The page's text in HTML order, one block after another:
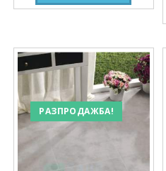
РАЗПРОДАЖБА!